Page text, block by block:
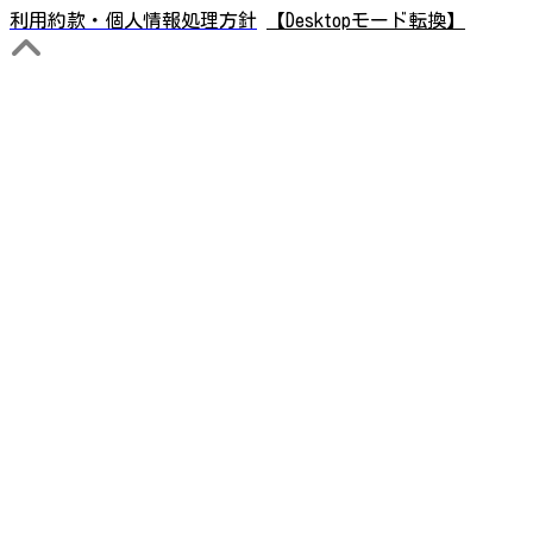
利用約款・個人情報処理方針
【Desktopモード転換】